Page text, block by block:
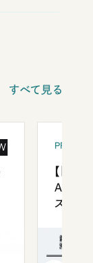
すべて見る
【「新
ズプレ